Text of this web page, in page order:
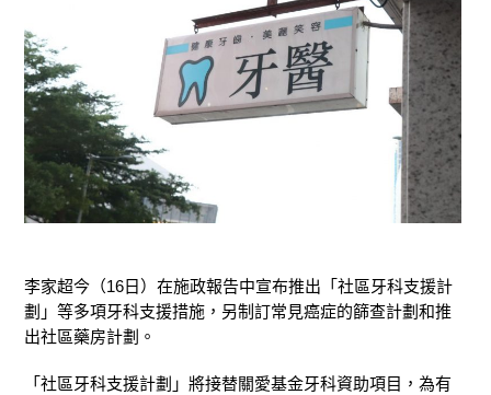
李家超今（16日）在施政報告中宣布推出「社區牙科支援計
劃」等多項牙科支援措施，另制訂常見癌症的篩查計劃和推
出社區藥房計劃。
「社區牙科支援計劃」將接替關愛基金牙科資助項目，為有